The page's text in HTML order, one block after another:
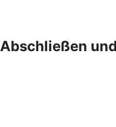
Abschließen